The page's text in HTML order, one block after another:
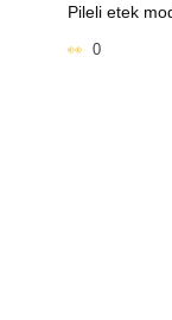
Pileli etek
0